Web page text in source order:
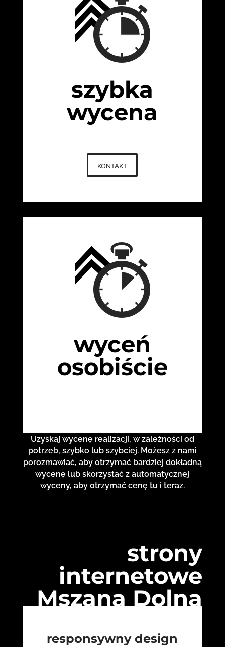
szybka
wycena
kontakt
wyceń
osobiście
Uzyskaj wycenę realizacji, w zależności od
potrzeb, szybko lub szybciej. Możesz z nami
porozmawiać, aby otrzymać bardziej dokładną
wycenę lub skorzystać z automatycznej
wyceny, aby otrzymać cenę tu i teraz.
strony
internetowe
Mszana Dolna
responsywny design